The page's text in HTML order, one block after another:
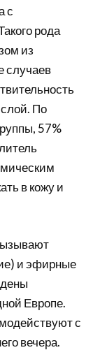
с
рода
из
случаев
По
57%
в кожу и
и эфирные
Европе.
с
вечера.